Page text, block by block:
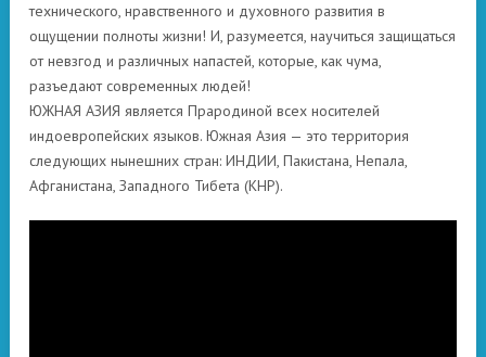
технического, нравственного и духовного развития в
ощущении полноты жизни! И, разумеется, научиться защищаться
от невзгод и различных напастей, которые, как чума,
разъедают современных людей!
ЮЖНАЯ АЗИЯ является Прародиной всех носителей
индоевропейских языков. Южная Азия — это территория
следующих нынешних стран: ИНДИИ, Пакистана, Непала,
Афганистана, Западного Тибета (КНР).